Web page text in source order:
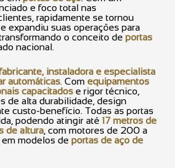
e foco total nas
rapidamente se tornou
expandiu suas operações para
transformando o conceito de portas
nacional.
instaladora e especialista
automáticas. Com equipamentos
capacitados e rigor técnico,
de alta durabilidade, design
custo-benefício. Todas as portas
podendo atingir até 17 metros de
de altura , com motores de 200 a
modelos de portas de aço de